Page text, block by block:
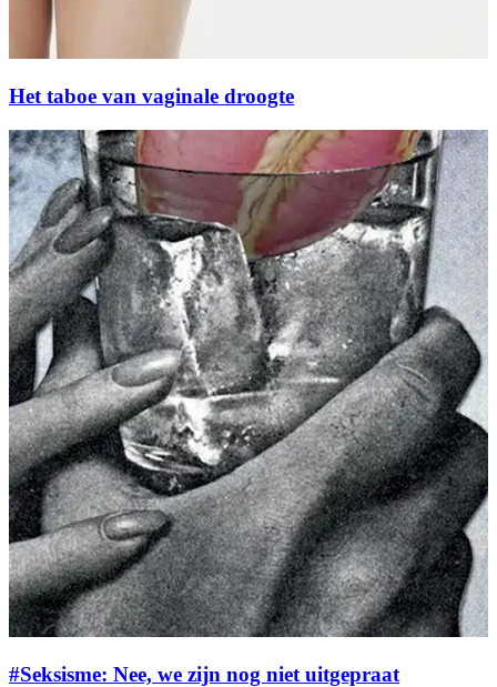
Het taboe van vaginale droogte
#Seksisme: Nee, we zijn nog niet uitgepraat